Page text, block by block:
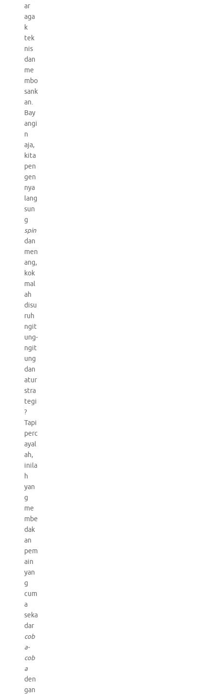
ar
aga
k
tek
nis
dan
me
mbo
sank
an.
Bay
angi
n
aja,
kita
pen
gen
nya
lang
sun
g
spin
dan
men
ang,
kok
mal
ah
disu
ruh
ngit
ung-
ngit
ung
dan
atur
stra
tegi
?
Tapi
perc
ayal
ah,
inila
h
yan
g
me
mbe
dak
an
pem
ain
yan
g
cum
a
seka
dar
cob
a-
cob
a
den
gan